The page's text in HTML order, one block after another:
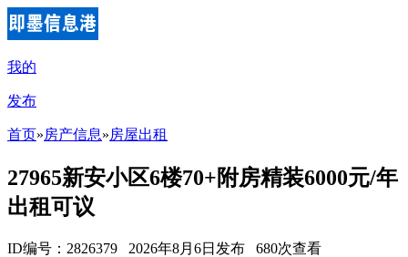
我的
发布
首页»房产信息»房屋出租
27965新安小区6楼70+附房精装6000元/年
出租可议
ID编号：2826379 2026年8月6日发布 680次查看